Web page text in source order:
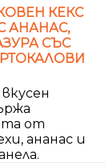
КЕКС
АНАНАС,
СЪС
от
ананас и